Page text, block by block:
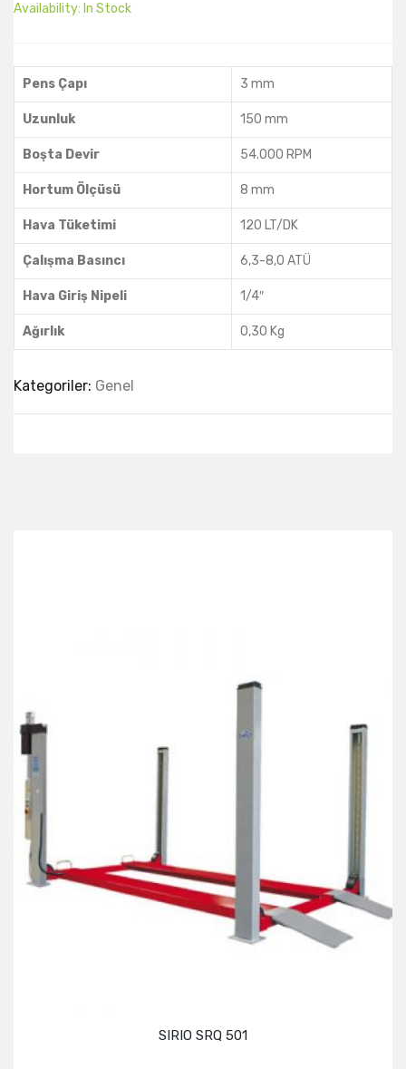
Availability: In Stock
Pens Çapı 3 mm
Uzunluk 150 mm
Boşta Devir 54.000 RPM
Hortum Ölçüsü 8 mm
Hava Tüketimi 120 LT/DK
Çalışma Basıncı 6,3-8,0 ATÜ
Hava Giriş Nipeli 1/4″
Ağırlık 0,30 Kg
Kategoriler: Genel
SIRIO SRQ 501